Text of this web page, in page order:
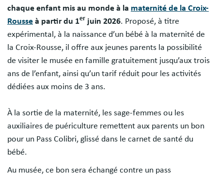
chaque enfant mis au monde à la maternité de la Croix-
Rousse à partir du 1er juin 2026. Proposé, à titre
expérimental, à la naissance d’un bébé à la maternité de
la Croix-Rousse, il offre aux jeunes parents la possibilité
de visiter le musée en famille gratuitement jusqu’aux trois
ans de l’enfant, ainsi qu’un tarif réduit pour les activités
dédiées aux moins de 3 ans.
À la sortie de la maternité, les sage-femmes ou les
auxiliaires de puériculture remettent aux parents un bon
pour un Pass Colibri, glissé dans le carnet de santé du
bébé.
Au musée, ce bon sera échangé contre un pass